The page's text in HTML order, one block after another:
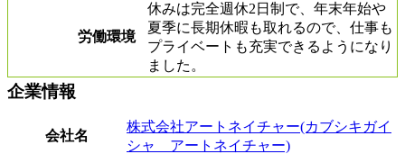
労働環境
休みは完全週休2日制で、年末年始や
夏季に長期休暇も取れるので、仕事も
プライベートも充実できるようになり
ました。
企業情報
会社名
株式会社アートネイチャー(カブシキガイ
シャ アートネイチャー)